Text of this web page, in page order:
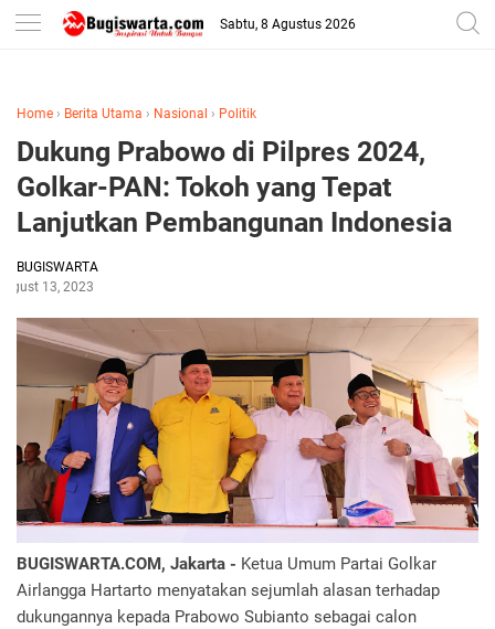
-->
Sabtu, 8 Agustus 2026
Home › Berita Utama › Nasional › Politik
Dukung Prabowo di Pilpres 2024,
Golkar-PAN: Tokoh yang Tepat
Lanjutkan Pembangunan Indonesia
BUGISWARTA
13, 2023
BUGISWARTA.COM, Jakarta - Ketua Umum Partai Golkar
Airlangga Hartarto menyatakan sejumlah alasan terhadap
dukungannya kepada Prabowo Subianto sebagai calon